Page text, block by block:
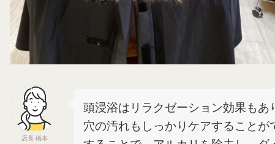
店長 橋本
頭浸浴はリラクゼーション効果もあ
穴の汚れもしっかりケアすることが